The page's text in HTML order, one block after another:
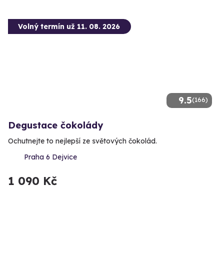
9.5(166)
Volný termín už 11. 08. 2026
Degustace čokolády
Ochutnejte to nejlepší ze světových čokolád.
Praha 6 Dejvice
1 090 Kč